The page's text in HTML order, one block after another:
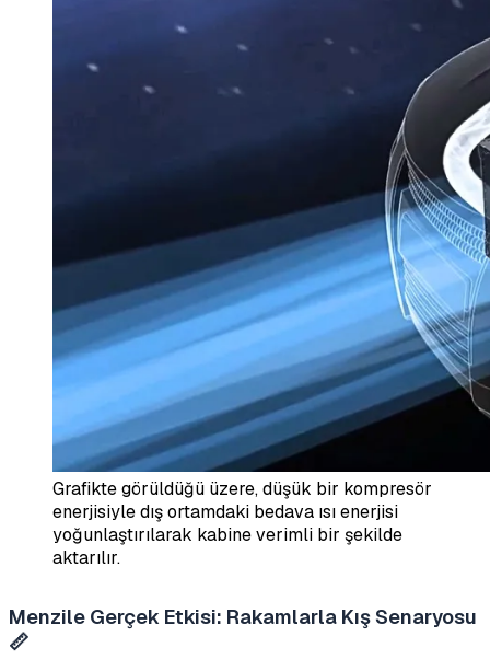
Grafikte görüldüğü üzere, düşük bir kompresör
enerjisiyle dış ortamdaki bedava ısı enerjisi
yoğunlaştırılarak kabine verimli bir şekilde
aktarılır.
Menzile Gerçek Etkisi: Rakamlarla Kış Senaryosu
📏